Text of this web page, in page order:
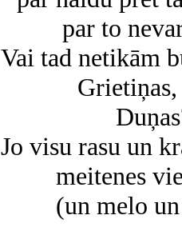
par to
Vai tad netikām
Grietiņas,
Jo visu rasu un
meitenes
(un melo